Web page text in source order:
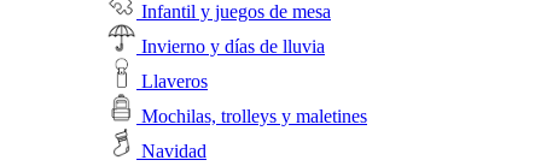
Infantil y juegos de mesa
Invierno y días de lluvia
Llaveros
Mochilas, trolleys y maletines
Navidad